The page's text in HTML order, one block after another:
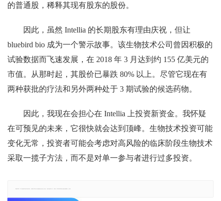
的普通股，稀释其现有股东的股份。
因此，虽然 Intellia 的长期股东有理由庆祝，但让
bluebird bio 成为一个警示故事。该生物技术公司曾因积极的
试验数据而飞速发展，在 2018 年 3 月达到约 155 亿美元的
市值。从那时起，其股价已暴跌 80% 以上。尽管它现在有
两种获批的疗法和另外两种处于 3 期试验的候选药物。
因此，我现在会担心在 Intellia 上投资新资金。我怀疑
在可预见的未来，它很快就会达到顶峰。生物技术投资可能
变化无常，投资者可能会考虑对高风险的临床阶段生物技术
采取一揽子方法，而不是对单一参与者进行过多投资。
郑重声明：本文版权归原作者所有，转载文章仅为传播更多信息之目的，如有侵权行为，请第一时间联系我们修改或删除，多谢。